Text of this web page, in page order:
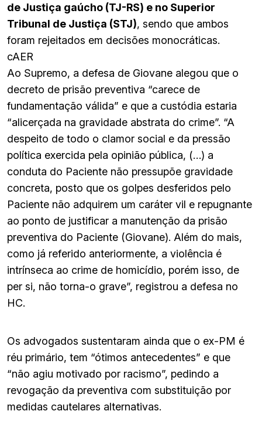
de Justiça gaúcho (TJ-RS) e no Superior
Tribunal de Justiça (STJ), sendo que ambos
foram rejeitados em decisões monocráticas.
cAER
Ao Supremo, a defesa de Giovane alegou que o
decreto de prisão preventiva “carece de
fundamentação válida” e que a custódia estaria
“alicerçada na gravidade abstrata do crime”. “A
despeito de todo o clamor social e da pressão
política exercida pela opinião pública, (…) a
conduta do Paciente não pressupõe gravidade
concreta, posto que os golpes desferidos pelo
Paciente não adquirem um caráter vil e repugnante
ao ponto de justificar a manutenção da prisão
preventiva do Paciente (Giovane). Além do mais,
como já referido anteriormente, a violência é
intrínseca ao crime de homicídio, porém isso, de
per si, não torna-o grave”, registrou a defesa no
HC.
Os advogados sustentaram ainda que o ex-PM é
réu primário, tem “ótimos antecedentes” e que
“não agiu motivado por racismo”, pedindo a
revogação da preventiva com substituição por
medidas cautelares alternativas.